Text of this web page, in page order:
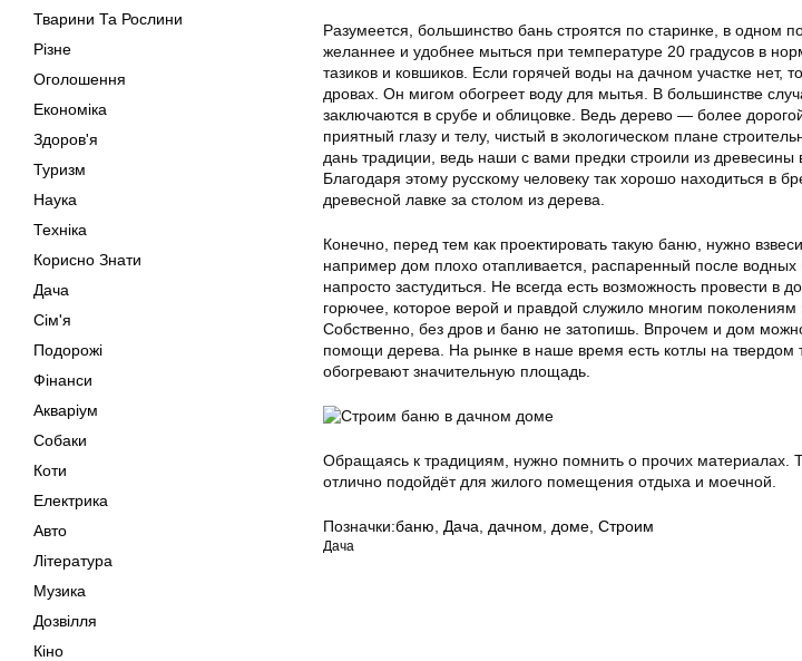
Тварини Та Рослини
Різне
Оголошення
Економіка
Здоров'я
Туризм
Наука
Техніка
Корисно Знати
Дача
Сім'я
Подорожі
Фінанси
Акваріум
Собаки
Коти
Електрика
Авто
Література
Музика
Дозвілля
Кіно
Разумеется, большинство бань строятся по старинке, в одном
желаннее и удобнее мыться при температуре 20 градусов в
тазиков и ковшиков. Если горячей воды на дачном участке нет,
дровах. Он мигом обогреет воду для мытья. В большинстве
заключаются в срубе и облицовке. Ведь дерево — более
приятный глазу и телу, чистый в экологическом плане
дань традиции, ведь наши с вами предки строили из древесины
Благодаря этому русскому человеку так хорошо находиться в
древесной лавке за столом из дерева.
Конечно, перед тем как проектировать такую баню, нужно
например дом плохо отапливается, распаренный после водных
напросто застудиться. Не всегда есть возможность провести в
горючее, которое верой и правдой служило многим
Собственно, без дров и баню не затопишь. Впрочем и дом
помощи дерева. На рынке в наше время есть котлы на твердом
обогревают значительную площадь.
Обращаясь к традициям, нужно помнить о прочих материалах.
отлично подойдёт для жилого помещения отдыха и моечной.
Позначки:баню Дача дачном доме Строим
Дача